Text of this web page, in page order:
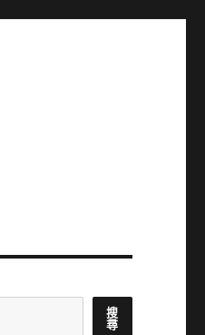
搜
尋